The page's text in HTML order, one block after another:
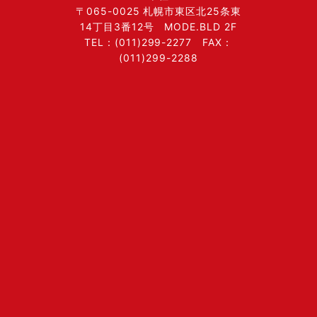
〒065-0025 札幌市東区北25条東
14丁目3番12号 MODE.BLD 2F
TEL：(011)299-2277 FAX：
(011)299-2288